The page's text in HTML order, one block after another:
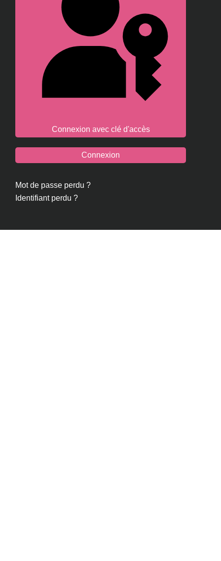
Connexion avec clé d'accès
Connexion
Mot de passe perdu ?
Identifiant perdu ?